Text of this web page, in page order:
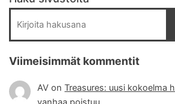
Viimeisimmät kommentit
AV onTreasures: uusi kokoelma